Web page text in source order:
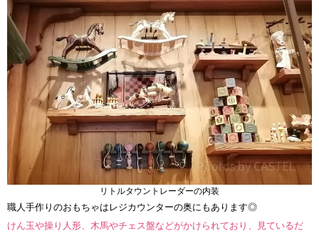
リトルタウントレーダーの内装
職人手作りのおもちゃはレジカウンターの奥にもあります◎
けん玉や操り人形、木馬やチェス盤などがかけられており、見ているだ